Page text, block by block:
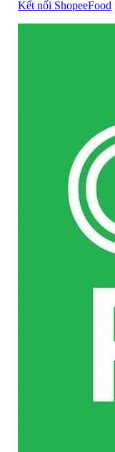
Kết nối ShopeeFood